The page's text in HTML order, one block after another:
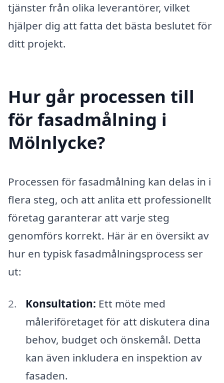
tjänster från olika leverantörer, vilket
hjälper dig att fatta det bästa beslutet för
ditt projekt.
Hur går processen till
för fasadmålning i
Mölnlycke?
Processen för fasadmålning kan delas in i
flera steg, och att anlita ett professionellt
företag garanterar att varje steg
genomförs korrekt. Här är en översikt av
hur en typisk fasadmålningsprocess ser
ut:
Konsultation: Ett möte med
måleriföretaget för att diskutera dina
behov, budget och önskemål. Detta
kan även inkludera en inspektion av
fasaden.